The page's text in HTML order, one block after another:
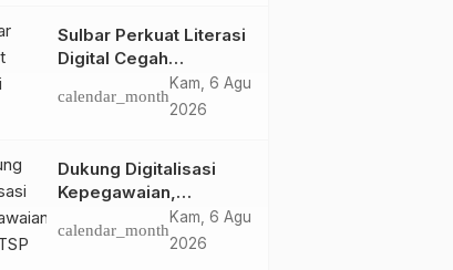
Perjanjian Tugas
Belajar 2026
Sulbar Perkuat Literasi
Digital Cegah
Kejahatan Love
Scamming
calendar_month
Kam, 6 Agu
2026
Dukung Digitalisasi
Kepegawaian,
DPMPTSP Sulbar Siap
Terapkan Aplikasi
calendar_month
Kam, 6 Agu
2026